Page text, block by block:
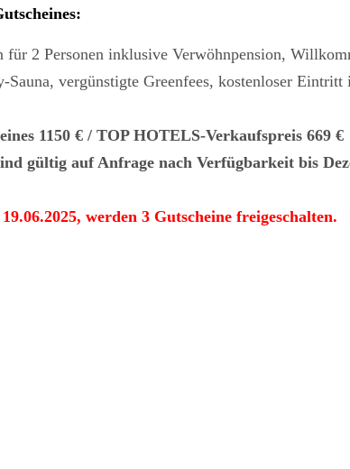
:
für 2 Personen inklusive Verwöhnpension,
vergünstigte Greenfees, kostenloser
1150 € / TOP HOTELS-Verkaufspreis 669 €
gültig auf Anfrage nach Verfügbarkeit bis
werden 3 Gutscheine freigeschalten.